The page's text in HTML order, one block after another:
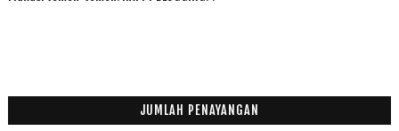
JUMLAH PENAYANGAN